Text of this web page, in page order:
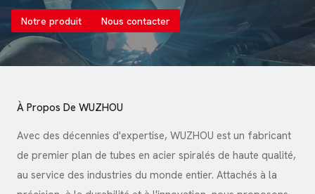
Notre produit Nous contacter
À Propos De WUZHOU
Avec des décennies d'expertise, WUZHOU est un fabricant
de premier plan de tubes en acier spiralés de haute qualité,
au service des industries du monde entier. Attachés à la